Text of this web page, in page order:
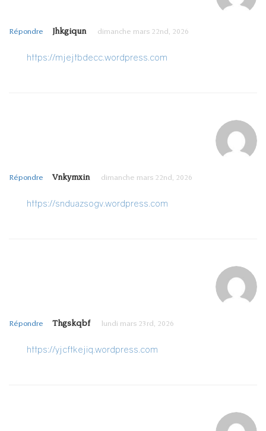
Jhkgiqun dimanche mars 22nd, 2026
Répondre
https://mjejtbdecc.wordpress.com
Vnkymxin dimanche mars 22nd, 2026
Répondre
https://snduazsogv.wordpress.com
Thgskqbf lundi mars 23rd, 2026
Répondre
https://yjcftkejiq.wordpress.com